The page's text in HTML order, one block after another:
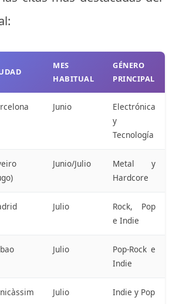
MES
HABITUAL
GÉNERO
PRINCIPAL
Junio
Electrónica
y
Tecnología
Junio/Julio
Metal y
Hardcore
Julio
Rock, Pop
e Indie
Julio
Pop-Rock e
Indie
Julio Indie y Pop